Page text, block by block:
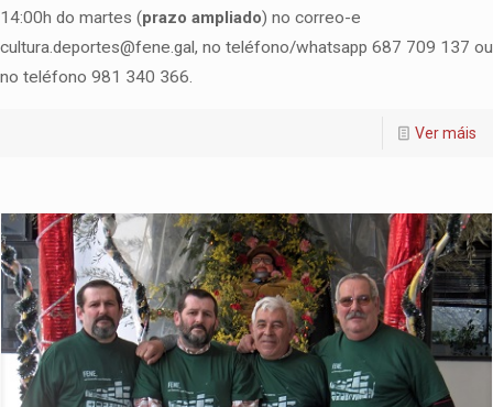
14:00h do martes (prazo ampliado) no correo-e
cultura.deportes@fene.gal, no teléfono/whatsapp 687 709 137 ou
no teléfono 981 340 366.
Ver máis